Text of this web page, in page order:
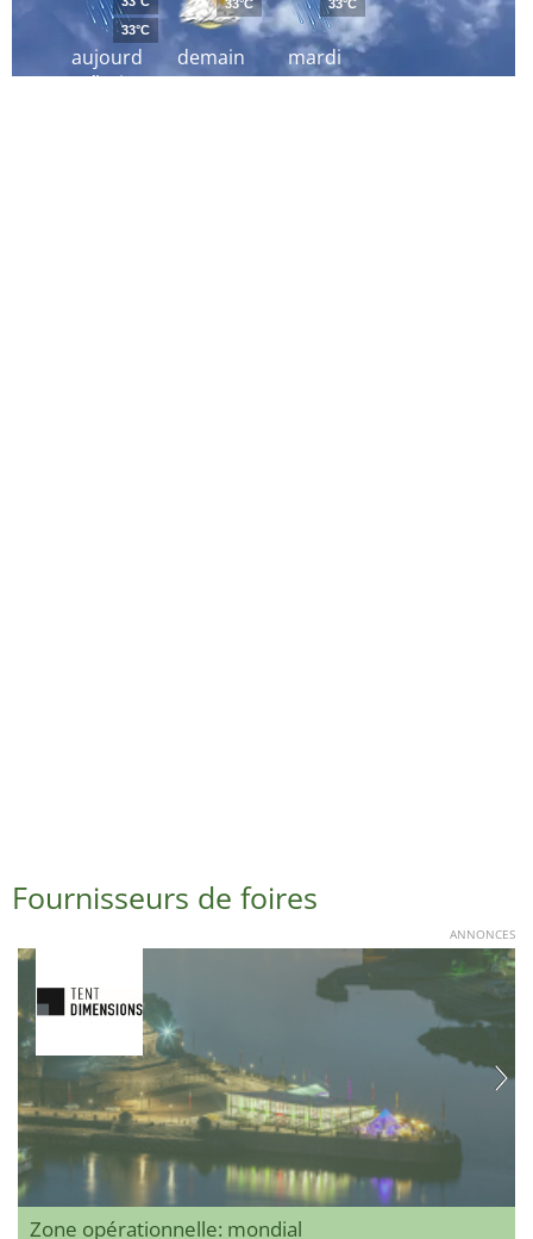
aujourd
´hui
33°C
demain
33°C
mardi
33°C
Fournisseurs de foires
ANNONCES
Zone opérationnelle: mondial